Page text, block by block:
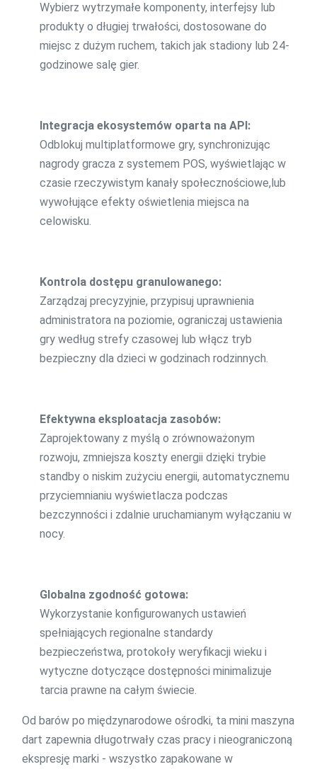
Wybierz wytrzymałe komponenty, interfejsy lub
produkty o długiej trwałości, dostosowane do
miejsc z dużym ruchem, takich jak stadiony lub 24-
godzinowe salę gier.
Integracja ekosystemów oparta na API:
Odblokuj multiplatformowe gry, synchronizując
nagrody gracza z systemem POS, wyświetlając w
czasie rzeczywistym kanały społecznościowe,lub
wywołujące efekty oświetlenia miejsca na
celowisku.
Kontrola dostępu granulowanego:
Zarządzaj precyzyjnie, przypisuj uprawnienia
administratora na poziomie, ograniczaj ustawienia
gry według strefy czasowej lub włącz tryb
bezpieczny dla dzieci w godzinach rodzinnych.
Efektywna eksploatacja zasobów:
Zaprojektowany z myślą o zrównoważonym
rozwoju, zmniejsza koszty energii dzięki trybie
standby o niskim zużyciu energii, automatycznemu
przyciemnianiu wyświetlacza podczas
bezczynności i zdalnie uruchamianym wyłączaniu w
nocy.
Globalna zgodność gotowa:
Wykorzystanie konfigurowanych ustawień
spełniających regionalne standardy
bezpieczeństwa, protokoły weryfikacji wieku i
wytyczne dotyczące dostępności minimalizuje
tarcia prawne na całym świecie.
Od barów po międzynarodowe ośrodki, ta mini maszyna
dart zapewnia długotrwały czas pracy i nieograniczoną
ekspresję marki - wszystko zapakowane w